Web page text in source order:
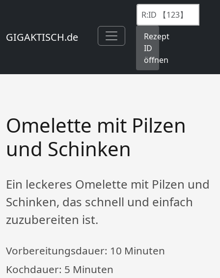
GIGAKTISCH.de
Rezept
ID
öffnen
Omelette mit Pilzen
und Schinken
Ein leckeres Omelette mit Pilzen und
Schinken, das schnell und einfach
zuzubereiten ist.
Vorbereitungsdauer: 10 Minuten
Kochdauer: 5 Minuten